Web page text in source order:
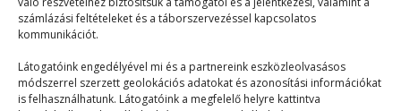
számlázási feltételeket és a táborszervezéssel kapcsolatos
kommunikációt.
Látogatóink engedélyével mi és a partnereink eszközleolvasásos
módszerrel szerzett geolokációs adatokat és azonosítási információkat
is felhasználhatunk. Látogatóink a megfelelő helyre kattintva
TEAM-ben, és én mindent meg szeretnék…